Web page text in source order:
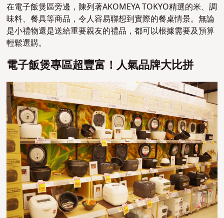
在電子飯煲區旁邊，陳列著AKOMEYA TOKYO精選的米、調
味料、餐具等商品，令人容易聯想到實際的餐桌情景。無論
是小禮物還是送給重要親友的禮品，都可以根據需要及預算
輕鬆選購。
電子飯煲專區超豐富！人氣品牌大比拼